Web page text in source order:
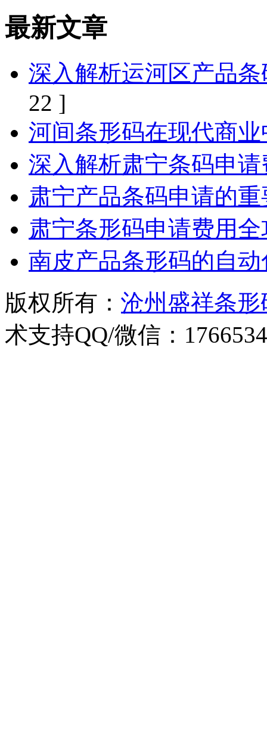
最新文章
深入解析运河区产品
22 ]
河间条形码在现代商
深入解析肃宁条码申请
肃宁产品条码申请的
肃宁条形码申请费用
南皮产品条形码的自
版权所有： 沧州盛祥条
术支持QQ/微信：